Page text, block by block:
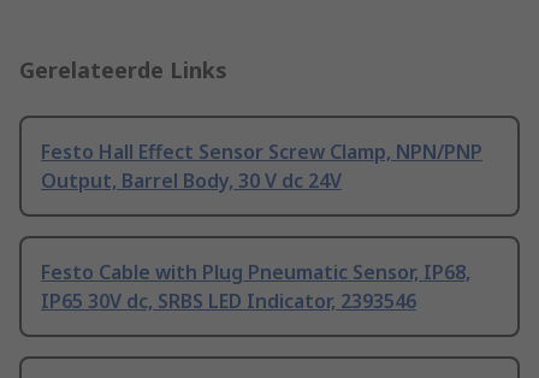
Gerelateerde Links
Festo Hall Effect Sensor Screw Clamp, NPN/PNP
Output, Barrel Body, 30 V dc 24V
Festo Cable with Plug Pneumatic Sensor, IP68,
IP65 30V dc, SRBS LED Indicator, 2393546